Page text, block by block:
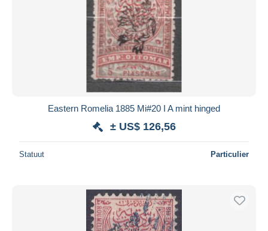
Eastern Romelia 1885 Mi#20 I A mint hinged
± US$ 126,56
Statuut Particulier